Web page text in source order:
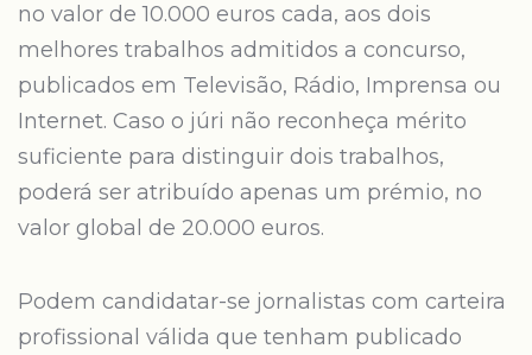
no valor de 10.000 euros cada, aos dois
melhores trabalhos admitidos a concurso,
publicados em Televisão, Rádio, Imprensa ou
Internet. Caso o júri não reconheça mérito
sufi­ciente para distinguir dois trabalhos,
poderá ser atribuído apenas um prémio, no
valor global de 20.000 euros.
Podem candidatar-se jornalistas com carteira
profissional válida que tenham publicado